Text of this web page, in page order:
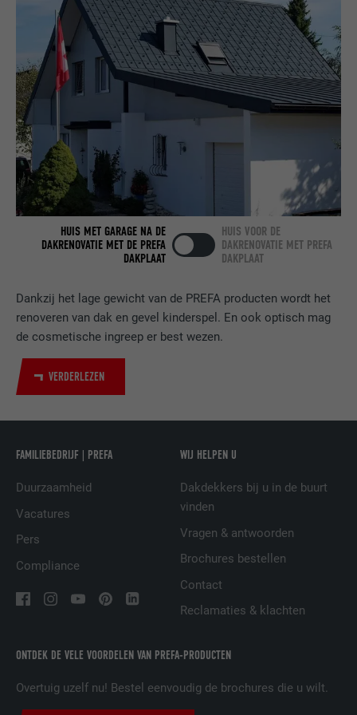
Dankzij het lage gewicht van de PREFA producten wordt het
renoveren van dak en gevel kinderspel. En ook optisch mag
de cosmetische ingreep er best wezen.
VERDERLEZEN
HUIS MET GARAGE NA DE
DAKRENOVATIE MET DE PREFA
DAKPLAAT
HUIS VOOR DE
DAKRENOVATIE MET PREFA
DAKPLAAT
ONTDEK DE VELE VOORDELEN VAN PREFA-PRODUCTEN
Overtuig uzelf nu! Bestel eenvoudig de brochures die u wilt.
FAMILIEBEDRIJF | PREFA
Duurzaamheid
Vacatures
Pers
Compliance
WIJ HELPEN U
Dakdekkers bij u in de buurt
vinden
Vragen & antwoorden
Brochures bestellen
Contact
Reclamaties & klachten
NAAM bcookie
AANBIEDER LinkedIn
VERVALTIJD 2 jaar
DOEL
Gebruikt door de socialnetworking-dienst
van ingebedde diensten.
NAAM bscookie
AANBIEDER LinkedIn
Gebruikt door de socialnetworking-dienst
LinkedIn voor het volgen van het gebruik
van ingebedde diensten.
NAAM UserMatchHistory
Wordt gebruikt om bezoekers op meerdere
voorkeuren van de bezoeker relevante
reclame te presenteren.
AANBIEDER LinkedIn
VERVALTIJD 1 dag